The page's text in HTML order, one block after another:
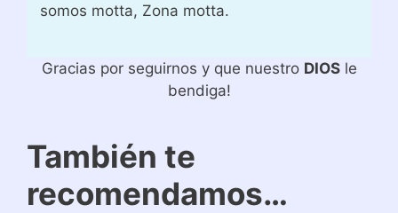
somos motta, Zona motta.
Gracias por seguirnos y que nuestro DIOSle
bendiga!
También te
recomendamos…